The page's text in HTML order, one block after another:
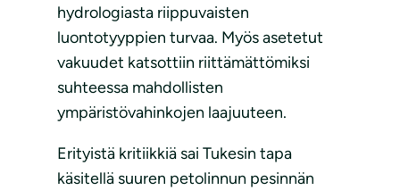
hydrologiasta riippuvaisten
luontotyyppien turvaa. Myös asetetut
vakuudet katsottiin riittämättömiksi
suhteessa mahdollisten
ympäristövahinkojen laajuuteen.
Erityistä kritiikkiä sai Tukesin tapa
käsitellä suuren petolinnun pesinnän